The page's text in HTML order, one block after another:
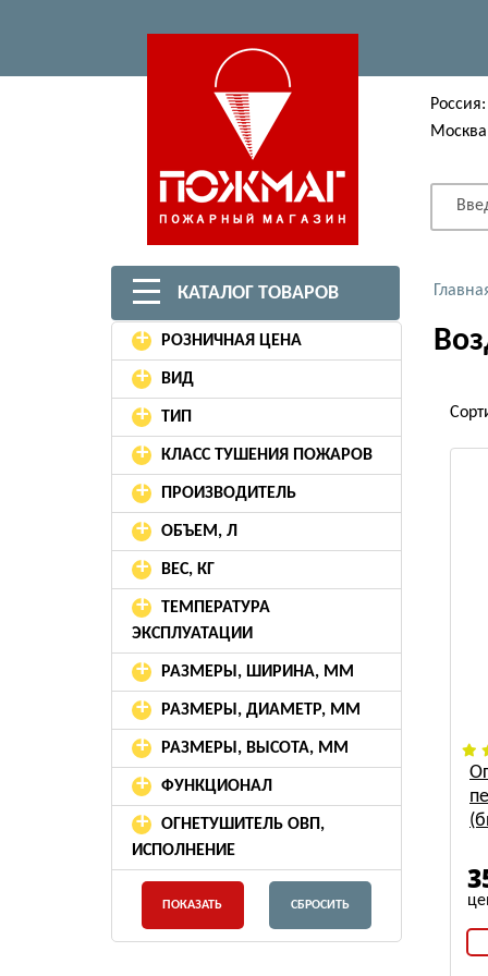
Россия:
КАТАЛОГ ТОВАРОВ
+ РОЗНИЧНАЯ ЦЕНА
+ ВИД
+ ТИП
+ КЛАСС ТУШЕНИЯ ПОЖАРОВ
+ ПРОИЗВОДИТЕЛЬ
+ ОБЪЕМ, Л
+ ВЕС, КГ
+
ТЕМПЕРАТУРА
ЭКСПЛУАТАЦИИ
+ РАЗМЕРЫ, ШИРИНА, ММ
+ РАЗМЕРЫ, ДИАМЕТР, ММ
+ РАЗМЕРЫ, ВЫСОТА, ММ
+ ФУНКЦИОНАЛ
+
ОГНЕТУШИТЕЛЬ ОВП,
ИСПОЛНЕНИЕ